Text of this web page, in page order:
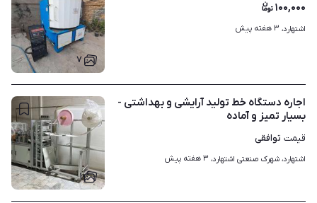
۷
۱۰۰,۰۰۰
اشتهارد، ۳ هفته پیش
۱
اجاره دستگاه خط تولید آرایشی و بهداشتی -
بسیار تمیز و آماده
قیمت توافقی
اشتهارد، شهرک صنعتی اشتهارد، ۳ هفته پیش